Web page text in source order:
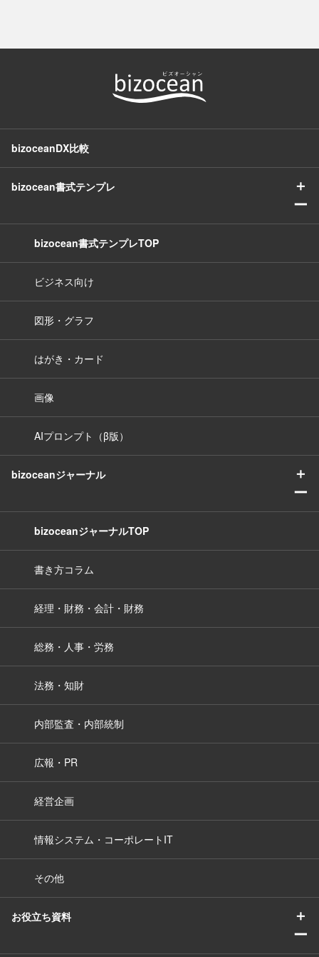
bizoceanDX比較
bizocean書式テンプレ
＋
ー
bizocean書式テンプレTOP
ビジネス向け
図形・グラフ
はがき・カード
画像
AIプロンプト（β版）
bizoceanジャーナル
＋
ー
bizoceanジャーナルTOP
書き方コラム
経理・財務・会計・財務
総務・人事・労務
法務・知財
内部監査・内部統制
広報・PR
経営企画
情報システム・コーポレートIT
その他
お役立ち資料
＋
ー